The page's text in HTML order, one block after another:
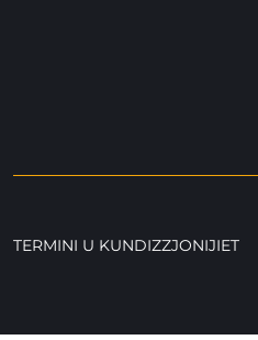
TERMINI U KUNDIZZJONIJIET